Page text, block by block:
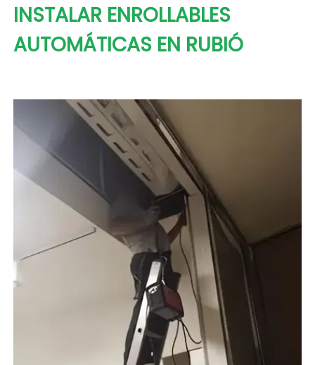
INSTALAR ENROLLABLES
AUTOMÁTICAS EN RUBIÓ